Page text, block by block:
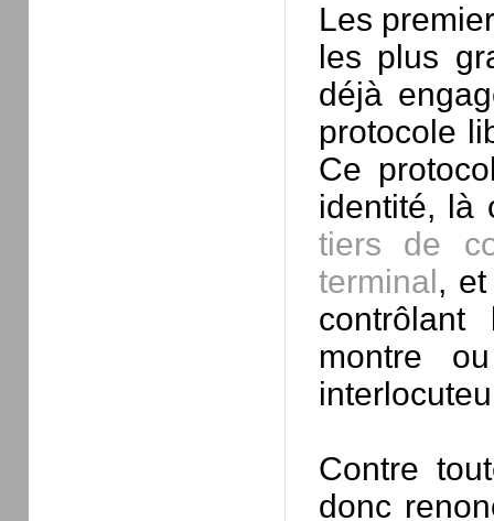
Les
les plus
déjà
protocole
Ce
identité, là
tiers de
terminal,
montre
Contre
donc